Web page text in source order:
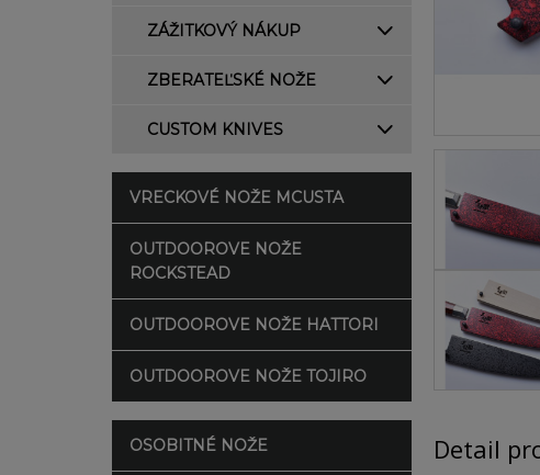
ZÁŽITKOVÝ NÁKUP
ZBERATEĽSKÉ NOŽE
CUSTOM KNIVES
VRECKOVÉ NOŽE MCUSTA
OUTDOOROVE NOŽE
ROCKSTEAD
OUTDOOROVE NOŽE HATTORI
OUTDOOROVE NOŽE TOJIRO
OSOBITNÉ NOŽE Detail